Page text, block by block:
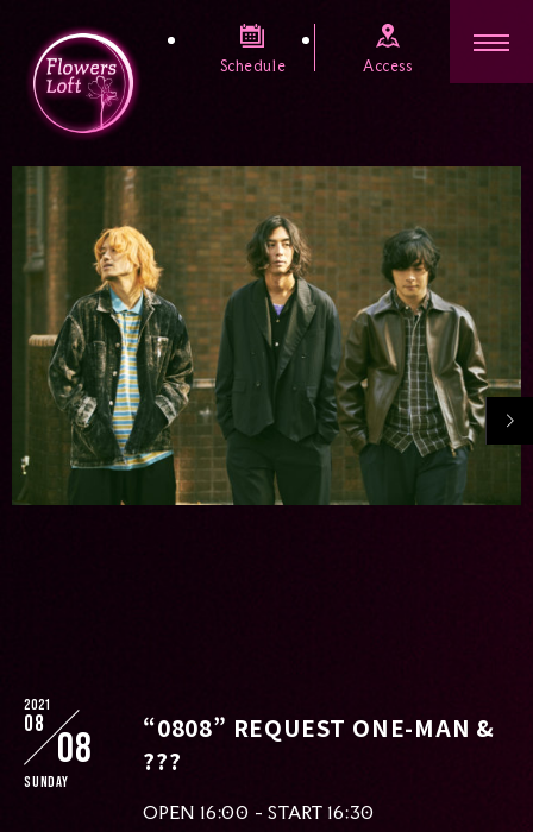
Schedule Access
2021
08
08
Sunday
“0808” REQUEST ONE-MAN &
???
OPEN 16:00 - START 16:30